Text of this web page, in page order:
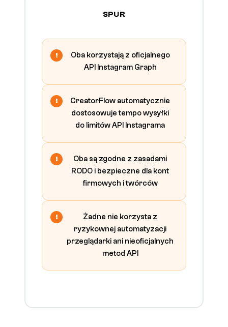
SPUR
Oba korzystają z oficjalnego
API Instagram Graph
CreatorFlow automatycznie
dostosowuje tempo wysyłki
do limitów API Instagrama
Oba są zgodne z zasadami
RODO i bezpieczne dla kont
firmowych i twórców
Żadne nie korzysta z
ryzykownej automatyzacji
przeglądarki ani nieoficjalnych
metod API